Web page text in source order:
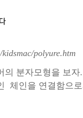
polyure.htm
의 분자모형을 보
체인을 연결함으